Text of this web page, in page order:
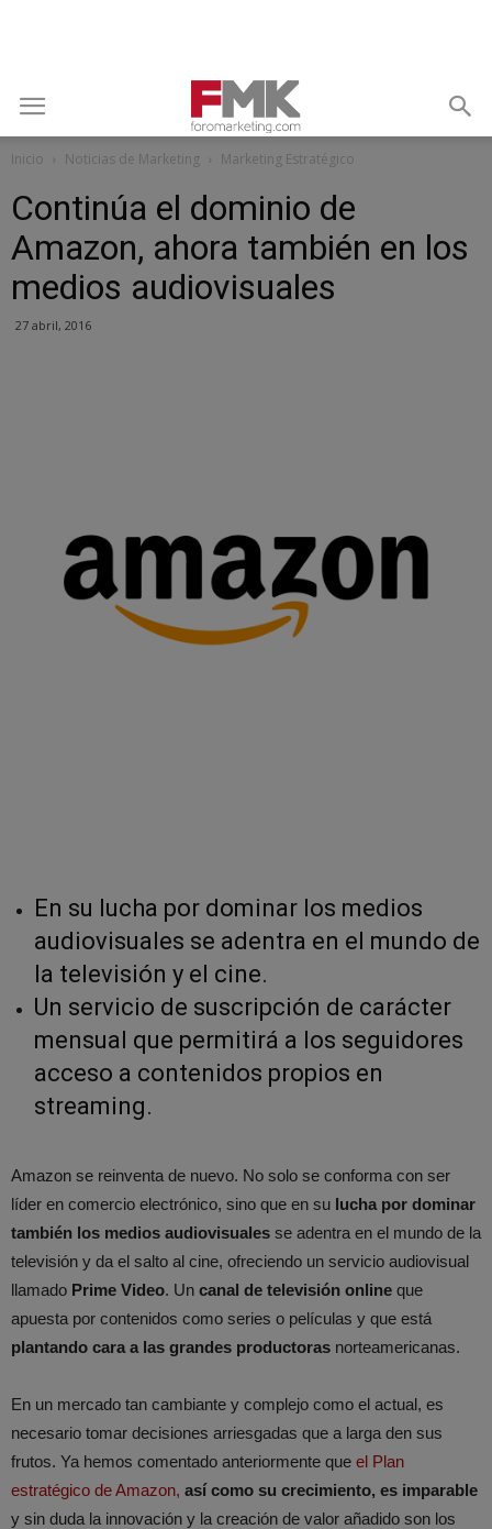
Inicio Noticias de Marketing Marketing Estratégico
Continúa el dominio de
Amazon, ahora también en los
medios audiovisuales
27 abril, 2016
En su lucha por dominar los medios
audiovisuales se adentra en el mundo de
la televisión y el cine.
Un servicio de suscripción de carácter
mensual que permitirá a los seguidores
acceso a contenidos propios en
streaming.
Amazon se reinventa de nuevo. No solo se conforma con ser
líder en comercio electrónico, sino que en su lucha por dominar
también los medios audiovisuales se adentra en el mundo de la
televisión y da el salto al cine, ofreciendo un servicio audiovisual
llamado Prime Video. Un canal de televisión online que
apuesta por contenidos como series o películas y que está
plantando cara a las grandes productoras norteamericanas.
En un mercado tan cambiante y complejo como el actual, es
necesario tomar decisiones arriesgadas que a larga den sus
frutos. Ya hemos comentado anteriormente que el Plan
estratégico de Amazon, así como su crecimiento, es imparable
y sin duda la innovación y la creación de valor añadido son los